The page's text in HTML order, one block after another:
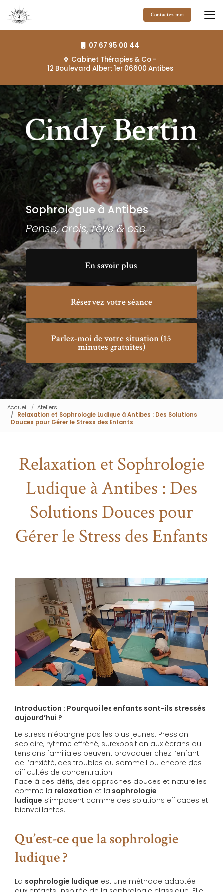
au
contenu
principal
07 67 95 00 44
Cabinet Thérapies & Co -
12 Boulevard Albert 1er 06600 Antibes
Contactez-moi
Sophrologue à Antibes
Pense, crois, rêve & ose
En savoir plus
Réservez votre séance
Parlez-moi de votre situation (15
minutes gratuites)
Accueil
Ateliers
Relaxation et Sophrologie Ludique à Antibes : Des Solutions
Douces pour Gérer le Stress des Enfants
Relaxation et Sophrologie
Ludique à Antibes : Des
Solutions Douces pour
Gérer le Stress des Enfants
Introduction : Pourquoi les enfants sont-ils stressés
aujourd’hui ?
Le stress n’épargne pas les plus jeunes. Pression
scolaire, rythme effréné, surexposition aux écrans ou
tensions familiales peuvent provoquer chez l’enfant
de l’anxiété, des troubles du sommeil ou encore des
difficultés de concentration.
Face à ces défis, des approches douces et naturelles
comme la relaxation et la sophrologie
ludique s’imposent comme des solutions efficaces et
bienveillantes.
Qu’est-ce que la sophrologie
ludique ?
La sophrologie ludique est une méthode adaptée